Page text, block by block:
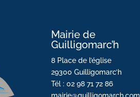
Mairie de
Guilligomarc’h
8 Place de l’église
29300 Guilligomarc’h
Tél : 02 98 71 72 86